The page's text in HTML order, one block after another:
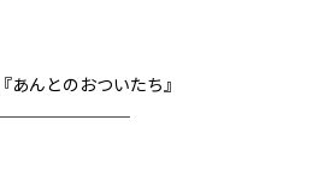
んとのおついたち』